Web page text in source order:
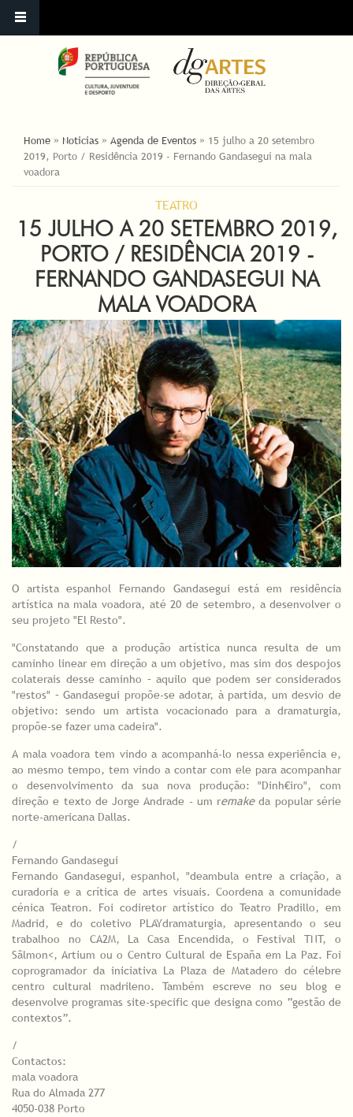
YOU ARE HERE
Home » Noticias » Agenda de Eventos » 15 julho a 20 setembro
2019, Porto / Residência 2019 - Fernando Gandasegui na mala
voadora
TEATRO
15 JULHO A 20 SETEMBRO 2019,
PORTO / RESIDÊNCIA 2019 -
FERNANDO GANDASEGUI NA
MALA VOADORA
O artista espanhol Fernando Gandasegui está em residência
artística na mala voadora, até 20 de setembro, a desenvolver o
seu projeto "El Resto".
"Constatando que a produção artística nunca resulta de um
caminho linear em direção a um objetivo, mas sim dos despojos
colaterais desse caminho – aquilo que podem ser considerados
"restos" – Gandasegui propõe-se adotar, à partida, um desvio de
objetivo: sendo um artista vocacionado para a dramaturgia,
propõe-se fazer uma cadeira".
A mala voadora tem vindo a acompanhá-lo nessa experiência e,
ao mesmo tempo, tem vindo a contar com ele para acompanhar
o desenvolvimento da sua nova produção: "Dinh€iro", com
direção e texto de Jorge Andrade - um remakeda popular série
norte-americana Dallas.
/
Fernando Gandasegui
Fernando Gandasegui, espanhol, "deambula entre a criação, a
curadoria e a crítica de artes visuais. Coordena a comunidade
cénica Teatron. Foi codiretor artístico do Teatro Pradillo, em
Madrid, e do coletivo PLAYdramaturgia, apresentando o seu
trabalhoo no CA2M, La Casa Encendida, o Festival TNT, o
Sâlmon<, Artium ou o Centro Cultural de España em La Paz. Foi
coprogramador da iniciativa La Plaza de Matadero do célebre
centro cultural madrileno. Também escreve no seu blog e
desenvolve programas site-specific que designa como “gestão de
contextos”.
/
Contactos:
mala voadora
Rua do Almada 277
4050-038 Porto